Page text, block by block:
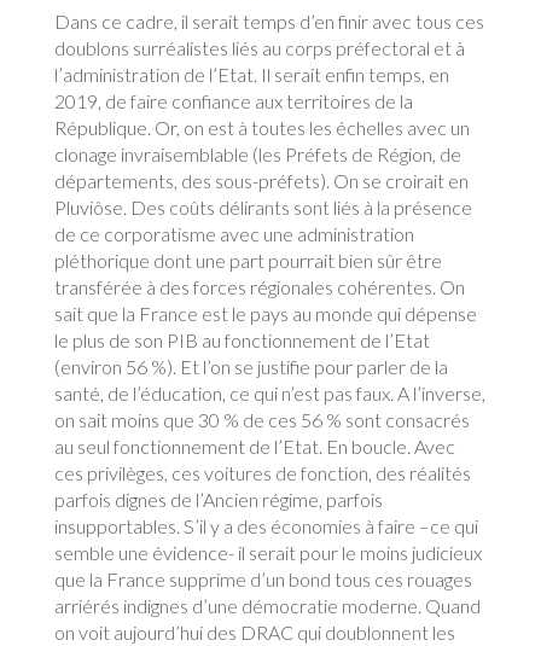
Dans ce cadre, il serait temps d’en finir avec tous ces
doublons surréalistes liés au corps préfectoral et à
l’administration de l’Etat. Il serait enfin temps, en
2019, de faire confiance aux territoires de la
République. Or, on est à toutes les échelles avec un
clonage invraisemblable (les Préfets de Région, de
départements, des sous-préfets). On se croirait en
Pluviôse. Des coûts délirants sont liés à la présence
de ce corporatisme avec une administration
pléthorique dont une part pourrait bien sûr être
transférée à des forces régionales cohérentes. On
sait que la France est le pays au monde qui dépense
le plus de son PIB au fonctionnement de l’Etat
(environ 56 %). Et l’on se justifie pour parler de la
santé, de l’éducation, ce qui n’est pas faux. A l’inverse,
on sait moins que 30 % de ces 56 % sont consacrés
au seul fonctionnement de l’Etat. En boucle. Avec
ces privilèges, ces voitures de fonction, des réalités
parfois dignes de l’Ancien régime, parfois
insupportables. S’il y a des économies à faire –ce qui
semble une évidence- il serait pour le moins judicieux
que la France supprime d’un bond tous ces rouages
arriérés indignes d’une démocratie moderne. Quand
on voit aujourd’hui des DRAC qui doublonnent les